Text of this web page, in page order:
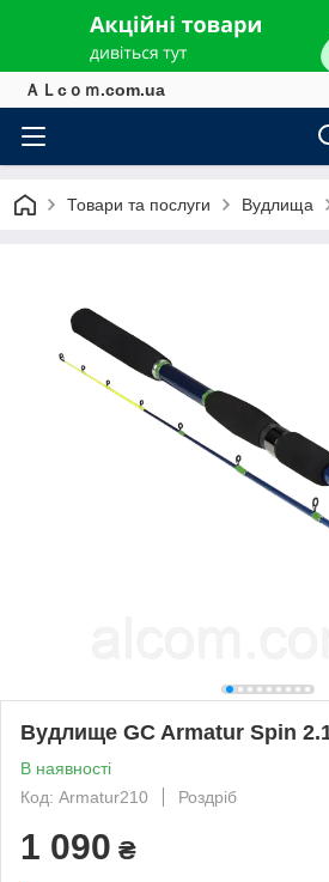
ＡＬcｏｍ.com.ua
Товари та послуги Вудлища
Вудлище GC Armatur Spin
В наявності
Код: Armatur210
Роздріб
1 090 ₴